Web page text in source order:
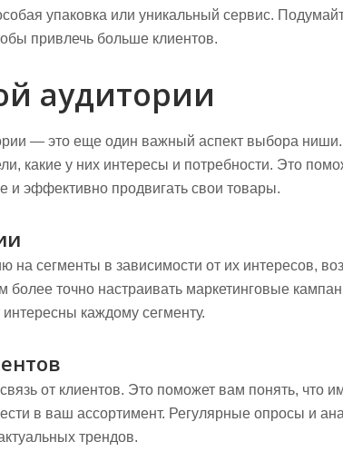
упаковка или уникальный сервис.
привлечь больше клиентов.
аудитории
— это еще один важный аспект выбора
какие у них интересы и потребности. Это
и эффективно продвигать свои товары.
на сегменты в зависимости от их интересов,
более точно настраивать маркетинговые
каждому сегменту.
от клиентов. Это поможет вам понять, что
в ваш ассортимент. Регулярные опросы и
трендов.